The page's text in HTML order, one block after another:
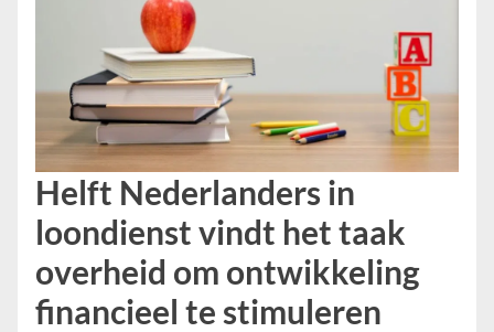
Helft Nederlanders in
loondienst vindt het taak
overheid om ontwikkeling
financieel te stimuleren